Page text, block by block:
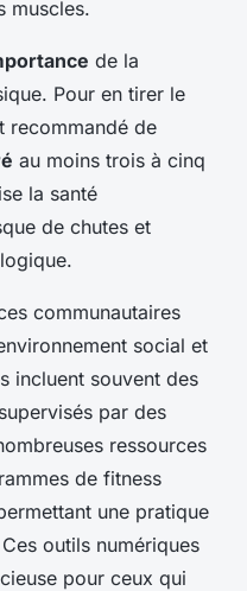
muscles.
de la
Pour en tirer le
recommandé de
au moins trois à cinq
la santé
de chutes et
communautaires
social et
incluent souvent des
par des
ressources
de fitness
une pratique
outils numériques
pour ceux qui